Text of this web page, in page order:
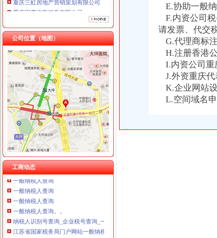
重庆宝鹰汽车销售有限公司
重庆鸽牌电线电缆有限公司 渝北10010万 (进出口权)
重庆傲志众达投资咨询有限责任公司 渝九1000万 （增资）
重庆臣夫商贸有限公司 （执照专让）
重庆卿倾商贸有限责任公司 渝江100万 （工商注册）
重庆国洪体育设施有限公司
重庆星竣贸易有限责任公司 渝中100万 （进出口权）
重庆海谛升进出口贸易有限公司 渝北100万 （进出口权）
重庆奕欣锦诚商贸有限公司 渝九50万 （工商注册）
重庆信同广告有限公司 渝沙50万 （工商注册）
重庆三虹房地产营销策划有限公司
重庆宝鹰汽车销售有限公司
公司位置（地图）
工商动态
一般纳税人查询
关于一般纳税人查询的问题
【官方公告】企业汇采一般纳税人资质提交说明-阿里巴巴商友圈
一般纳税人查询
重庆一般纳税人资格查询
一般纳税人查询一般纳税人查询
重庆一般纳税人资格查询：http://218.70.65.72:3002/fpcx/
重庆一般纳税人申请：路源咨询—专业代办安全生产许可证-重庆爱问
一般纳税人信息查询
一般纳税人查询
怎么查询公司是不是一般纳税人_百度经验
一般纳税人查询
一般纳税人查询
一般纳税人查询
一般纳税人查询。。
纳税人识别号查询_企业税号查询_一般纳税人查询
江苏省国家税务局门户网站一般纳税人查询
一般纳税人查询
E.协助一般
F.内资公司
请发票、代交
G.代理商标
H.注册香港
I.内资公司重
J.外资重庆代
K.企业网站
L.空间域名